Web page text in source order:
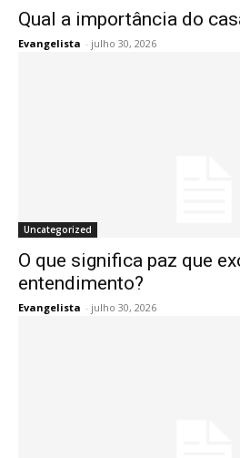
Qual a importância do
Evangelista - julho 30, 2026
Uncategorized
O que significa paz que
entendimento?
Evangelista - julho 30, 2026